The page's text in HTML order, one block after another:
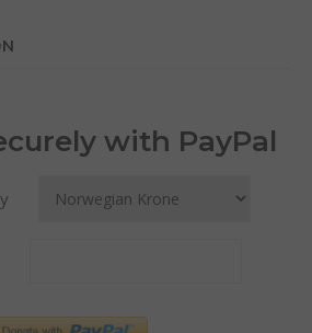
with PayPal